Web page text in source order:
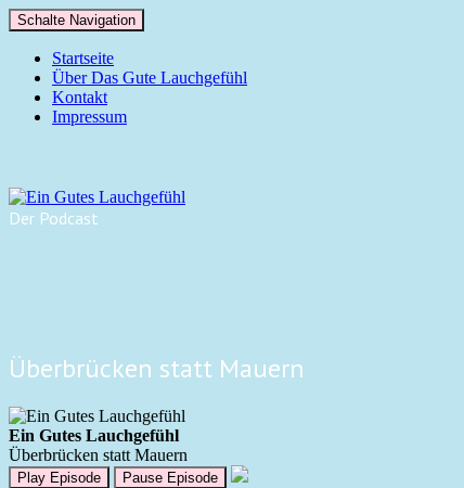
Schalte Navigation
Startseite
Über Das Gute Lauchgefühl
Kontakt
Impressum
Der Podcast
Überbrücken statt Mauern
Ein Gutes Lauchgefühl
Überbrücken statt Mauern
Play Episode
Pause Episode